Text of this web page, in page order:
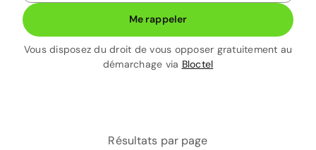
Me rappeler
Vous disposez du droit de vous opposer gratuitement au
démarchage via Bloctel
Résultats par page